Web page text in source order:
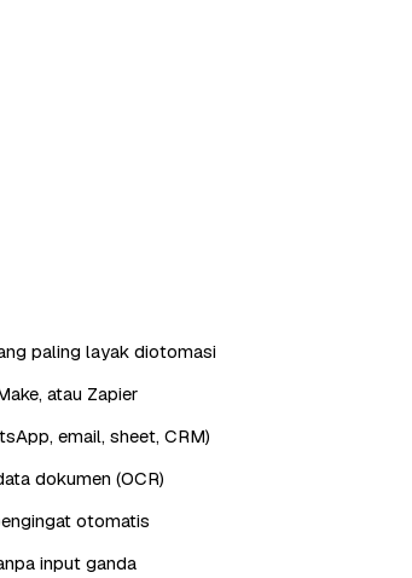
paling layak diotomasi
atau Zapier
email, sheet, CRM)
dokumen (OCR)
otomatis
input ganda